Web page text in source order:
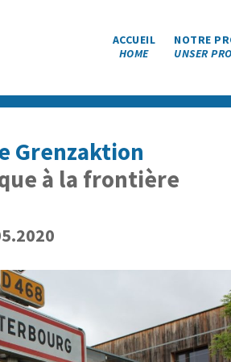
ACCUEIL
HOME
NOTRE
UNSER
Grenzaktion
à la frontière